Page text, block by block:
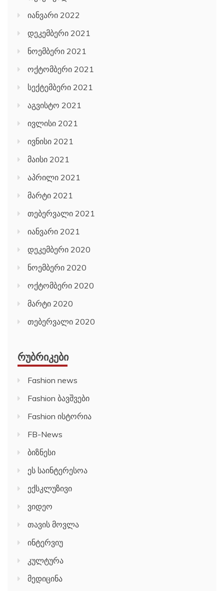
იანვარი 2022
დეკემბერი 2021
ნოემბერი 2021
ოქტომბერი 2021
სექტემბერი 2021
აგვისტო 2021
ივლისი 2021
ივნისი 2021
მაისი 2021
აპრილი 2021
მარტი 2021
თებერვალი 2021
იანვარი 2021
დეკემბერი 2020
ნოემბერი 2020
ოქტომბერი 2020
მარტი 2020
თებერვალი 2020
ᲠᲣᲑᲠᲘᲙᲔᲑᲘ
Fashion news
Fashion ბავშვები
Fashion ისტორია
FB-News
ბიზნესი
ეს საინტერესოა
ექსკლუზივი
ვიდეო
თავის მოვლა
ინტერვიუ
კულტურა
მედიცინა